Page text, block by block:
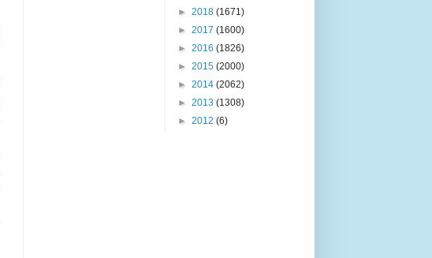
► 2018 (1671)
► 2017 (1600)
► 2016 (1826)
► 2015 (2000)
► 2014 (2062)
► 2013 (1308)
► 2012 (6)